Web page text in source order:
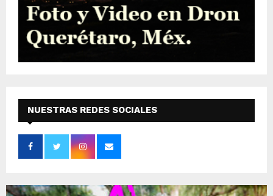
NUESTRAS REDES SOCIALES